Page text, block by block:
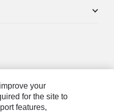
your
for the site to
features,